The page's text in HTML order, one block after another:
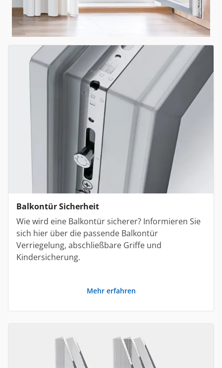
Balkontür Sicherheit
Wie wird eine Balkontür sicherer? Informieren Sie
sich hier über die passende Balkontür
Verriegelung, abschließbare Griffe und
Kindersicherung.
Mehr erfahren